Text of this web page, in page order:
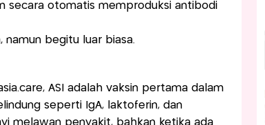
secara otomatis memproduksi antibodi
begitu luar biasa.
ASI adalah vaksin pertama dalam
seperti IgA, laktoferin, dan
melawan penyakit, bahkan ketika ada